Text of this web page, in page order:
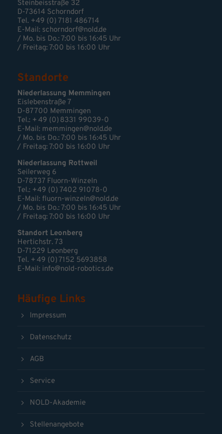
Steinbeisstraße 32
D-73614 Schorndorf
Tel. +49 (0) 7181 486714
E-Mail: schorndorf@nold.de
/ Mo. bis Do.: 7:00 bis 16:45 Uhr
/ Freitag: 7:00 bis 16:00 Uhr
Standorte
Niederlassung Memmingen
Eislebenstraße 7
D-87700 Memmingen
Tel.: + 49 (0) 8331 99039-0
E-Mail: memmingen@nold.de
/ Mo. bis Do.: 7:00 bis 16:45 Uhr
/ Freitag: 7:00 bis 16:00 Uhr
Niederlassung Rottweil
Seilerweg 6
D-78737 Fluorn-Winzeln
Tel.: +49 (0) 7402 91078-0
E-Mail: fluorn-winzeln@nold.de
/ Mo. bis Do.: 7:00 bis 16:45 Uhr
/ Freitag: 7:00 bis 16:00 Uhr
Standort Leonberg
Hertichstr. 73
D-71229 Leonberg
Tel. + 49 (0) 7152 5693858
E-Mail: info@nold-robotics.de
Häufige Links
Impressum
Datenschutz
AGB
Service
NOLD-Akademie
Stellenangebote